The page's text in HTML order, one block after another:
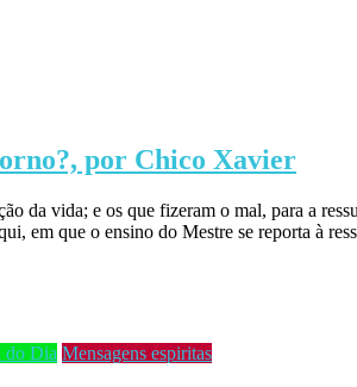
por Chico Xavier
da vida; e os que fizeram o mal, para a
em que o ensino do Mestre se reporta à
do Dia Mensagens espiritas